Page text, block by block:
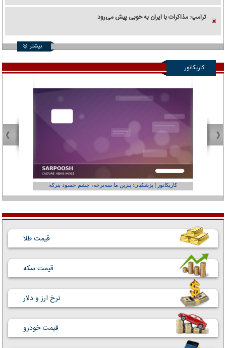
ترامپ: مذاکرات با ایران به خوبی پیش می‌رود
بیشتر
کاریکاتور
کاریکاتور | پزشکیان: بنزین ما سه‌نرخه، چشم حسود بترکه
قیمت طلا
قیمت سکه
نرخ ارز و دلار
قیمت خودرو